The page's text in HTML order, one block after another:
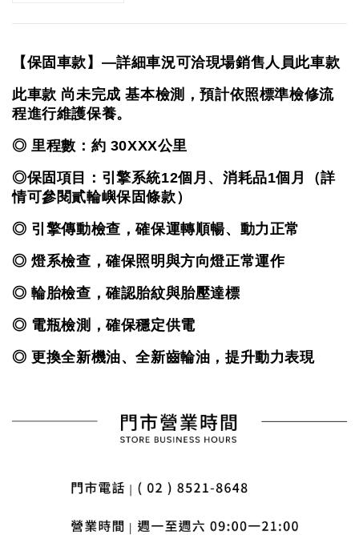
【保固車款】—詳細車況可洽現場銷售人員此車款
此車款 尚未完成 基本檢測，預計依照標準檢修流
程進行維護保養。
◎ 里程數：約 30XXX公里
◎保固項目：引擎系統12個月、消耗品1個月（詳
情可參閱貳輪嶼保固條款）
◎ 引擎傳動檢查，確保運轉順暢、動力正常
◎ 燈系檢查，確保照明與方向燈正常運作
◎ 輪胎檢查，確認胎紋與胎壓達標
◎ 電瓶檢測，確保穩定供電
◎ 更換全新機油、全新齒輪油，提升動力表現